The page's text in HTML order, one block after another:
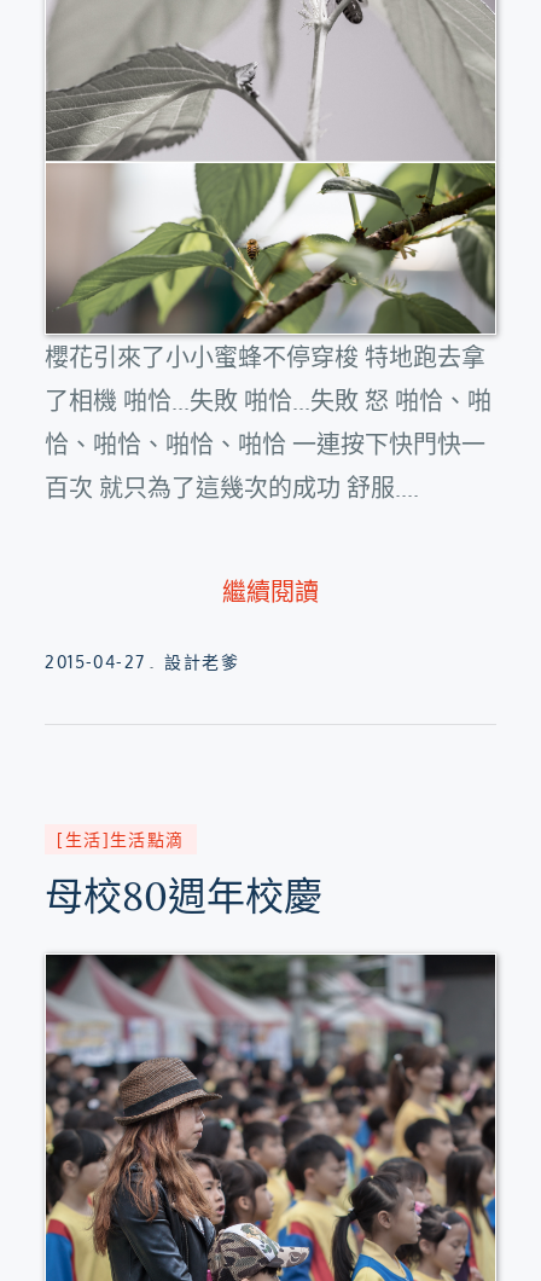
櫻花引來了小小蜜蜂不停穿梭 特地跑去拿
了相機 啪恰...失敗 啪恰...失敗 怒 啪恰、啪
恰、啪恰、啪恰、啪恰 一連按下快門快一
百次 就只為了這幾次的成功 舒服....
繼續閱讀
Posted
2015-04-27 設計老爹
[生活]生活點滴
母校80週年校慶